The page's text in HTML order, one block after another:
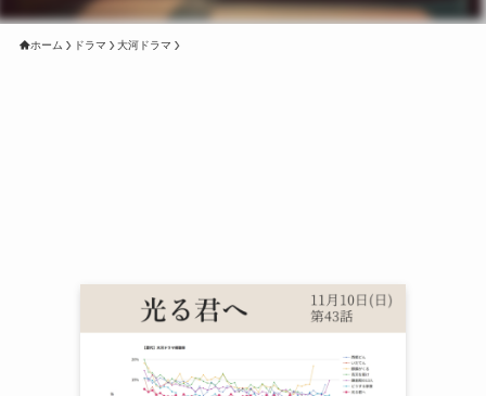
ホーム ドラマ 大河ドラマ